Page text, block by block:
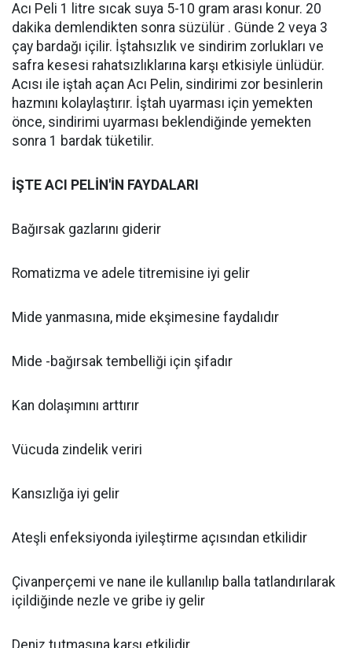
Acı Peli 1 litre sıcak suya 5-10 gram arası konur. 20
dakika demlendikten sonra süzülür . Günde 2 veya 3
çay bardağı içilir. İştahsızlık ve sindirim zorlukları ve
safra kesesi rahatsızlıklarına karşı etkisiyle ünlüdür.
Acısı ile iştah açan Acı Pelin, sindirimi zor besinlerin
hazmını kolaylaştırır. İştah uyarması için yemekten
önce, sindirimi uyarması beklendiğinde yemekten
sonra 1 bardak tüketilir.
İŞTE ACI PELİN'İN FAYDALARI
Bağırsak gazlarını giderir
Romatizma ve adele titremisine iyi gelir
Mide yanmasına, mide ekşimesine faydalıdır
Mide -bağırsak tembelliği için şifadır
Kan dolaşımını arttırır
Vücuda zindelik veriri
Kansızlığa iyi gelir
Ateşli enfeksiyonda iyileştirme açısından etkilidir
Çivanperçemi ve nane ile kullanılıp balla tatlandırılarak
içildiğinde nezle ve gribe iy gelir
Deniz tutmasına karşı etkilidir